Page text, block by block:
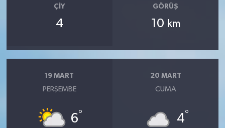
ÇIY
4
GÖRÜŞ
10 km
19 MART
PERŞEMBE
6°
20 MART
CUMA
4°